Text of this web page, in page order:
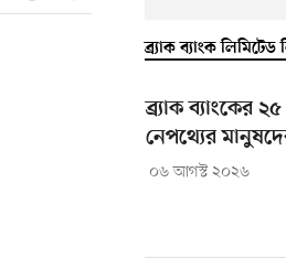
ব্র্যাক ব্যাংক
ব্র্যাক ব্যাংকের
নেপথ্যের
০৬ আগস্ট ২০২৬